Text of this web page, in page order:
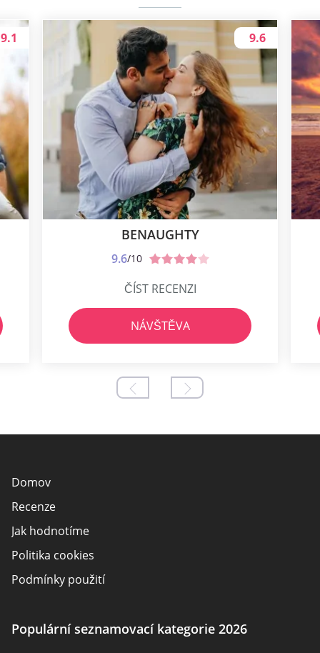
9.1
BENAUGHTY
9.6/10
9.6
ČÍST RECENZI
NÁVŠTĚVA
Domov
Recenze
Jak hodnotíme
Politika cookies
Podmínky použití
O nás
Populární seznamovací kategorie 2026